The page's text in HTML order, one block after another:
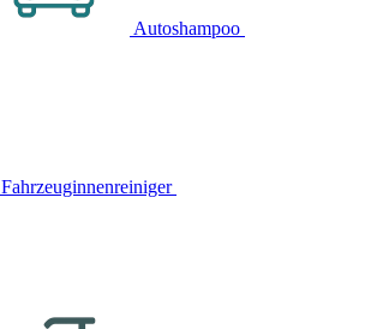
Autoshampoo
Fahrzeuginnenreiniger